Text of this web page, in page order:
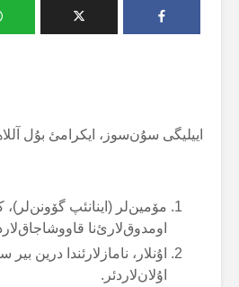
اییلیگی سۇن‌سوز، ایکرامئ بۇل
مۆمین‌لر (اینانئپ گۆونن‌لر)،
اومدوق‌لارئ‌نا
اۇنلار، نامازلارئندا درین بیر
اۇلان‌لاردئر.